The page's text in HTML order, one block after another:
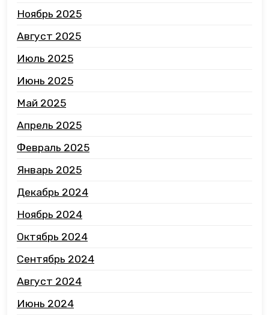
Ноябрь 2025
Август 2025
Июль 2025
Июнь 2025
Май 2025
Апрель 2025
Февраль 2025
Январь 2025
Декабрь 2024
Ноябрь 2024
Октябрь 2024
Сентябрь 2024
Август 2024
Июнь 2024